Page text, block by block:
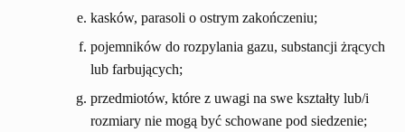
kasków, parasoli o ostrym zakończeniu;
pojemników do rozpylania gazu, substancji żrących
lub farbujących;
przedmiotów, które z uwagi na swe kształty lub/i
rozmiary nie mogą być schowane pod siedzenie;